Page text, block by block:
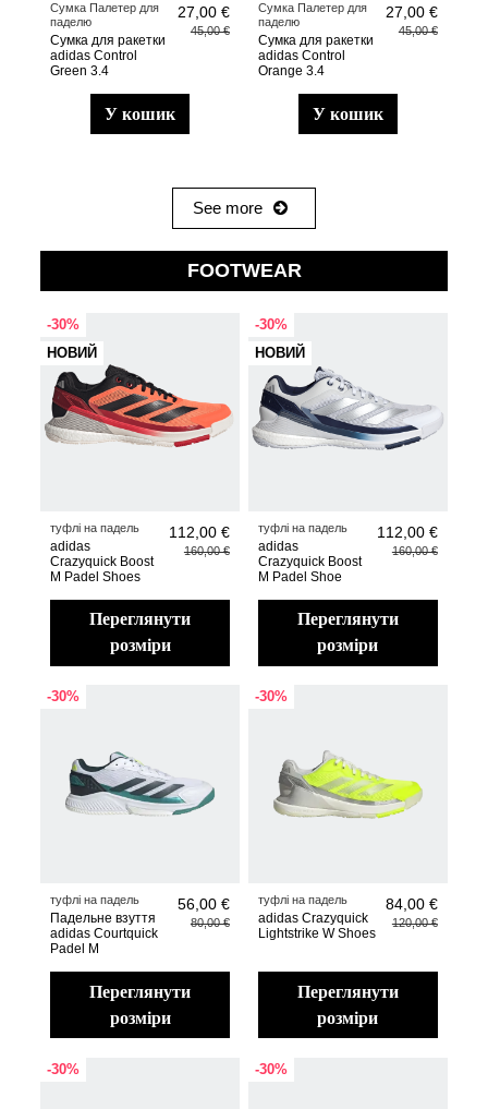
Сумка Палетер для
паделю
Сумка для ракетки
adidas Control
Green 3.4
27,00 €
45,00 €
у кошик
Сумка Палетер для
паделю
Сумка для ракетки
adidas Control
Orange 3.4
27,00 €
45,00 €
у кошик
See more
FOOTWEAR
-30%
НОВИЙ
туфлі на падель
adidas
Crazyquick Boost
M Padel Shoes
112,00 €
160,00 €
переглянути
розміри
-30%
НОВИЙ
туфлі на падель
adidas
Crazyquick Boost
M Padel Shoe
112,00 €
160,00 €
переглянути
розміри
-30%
туфлі на падель
Падельне взуття
adidas Courtquick
Padel M
56,00 €
80,00 €
переглянути
розміри
-30%
туфлі на падель
adidas Crazyquick
Lightstrike W Shoes
84,00 €
120,00 €
переглянути
розміри
-30% -30%